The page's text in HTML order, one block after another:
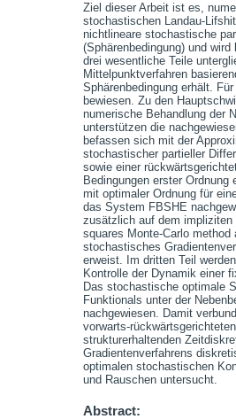
Ziel dieser Arbeit ist es,
stochastischen Landau-
nichtlineare stochastische
(Sphärenbedingung) und
drei wesentliche Teile
Mittelpunktverfahren
Sphärenbedingung erhält.
bewiesen. Zu den
numerische Behandlung der
unterstützen die
befassen sich mit der
stochastischer partieller
sowie einer
Bedingungen erster
mit optimaler Ordnung für
das System FBSHE
zusätzlich auf dem impliziten
squares Monte-Carlo
stochastisches
erweist. Im dritten Teil
Kontrolle der Dynamik einer
Das stochastische optimale
Funktionals unter der
nachgewiesen. Damit
vorwarts-
strukturerhaltenden
Gradientenverfahrens
optimalen stochastischen
und Rauschen untersucht.
Abstract: